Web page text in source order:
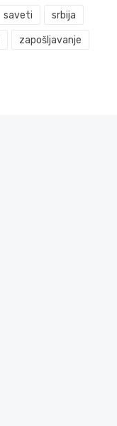
saveti srbija
zapošljavanje